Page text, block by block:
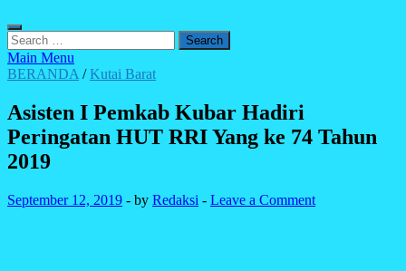
Search
for:
Main Menu
BERANDA /Kutai Barat
Asisten I Pemkab Kubar Hadiri
Peringatan HUT RRI Yang ke 74 Tahun
2019
September 12, 2019 - by Redaksi - Leave a Comment